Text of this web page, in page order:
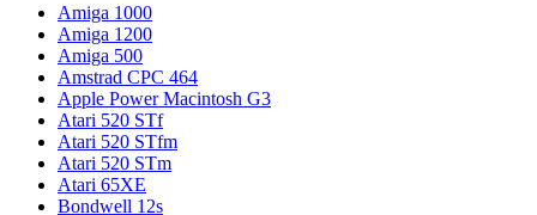
Amiga 1000
Amiga 1200
Amiga 500
Amstrad CPC 464
Apple Power Macintosh G3
Atari 520 STf
Atari 520 STfm
Atari 520 STm
Atari 65XE
Bondwell 12s